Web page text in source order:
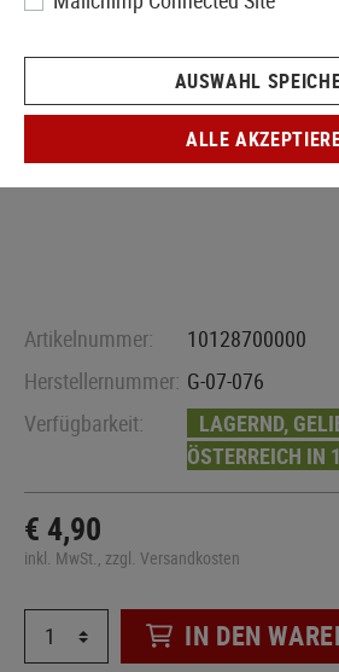
Artikelnummer:
10128700000
Herstellernummer: G-07-076
Verfügbarkeit:
LAGERND,
ÖSTERREICH IN
€ 4,90
inkl. MwSt., zzgl. Versandkosten
IN DEN
AUSWAHL
ALLE